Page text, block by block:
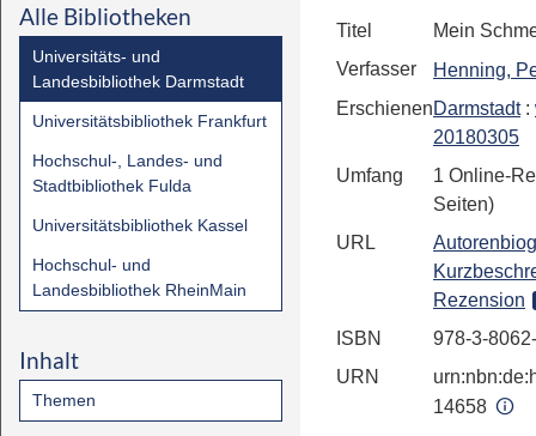
Alle Bibliotheken
Universitäts- und
Landesbibliothek Darmstadt
Universitätsbibliothek Frankfurt
Hochschul-, Landes- und
Stadtbibliothek Fulda
Universitätsbibliothek Kassel
Hochschul- und
Landesbibliothek RheinMain
Inhalt
Themen
Titel
Mein
Verfasser
Henning,
ErschienenDarmstadt:
20180305
Umfang
1 Online-
Seiten)
URL
Rezension
ISBN
978-3-
URN
14658